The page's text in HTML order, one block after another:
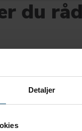
Detaljer
du
Kompetens
oss!